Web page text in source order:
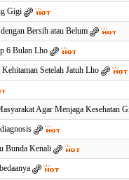
Gigi
Bersih atau Belum
6 Bulan Lho
Setelah Jatuh Lho
Agar Menjaga Kesehatan
Bunda Kenali